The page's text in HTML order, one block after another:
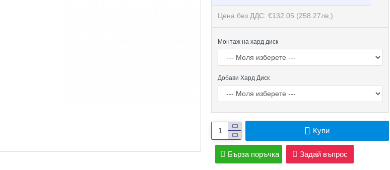
Цена без ДДС: €132.05 (258.27лв.)
Монтаж на хард диск
Добави Хард Диск
Купи
Бърза поръчка Задай въпрос